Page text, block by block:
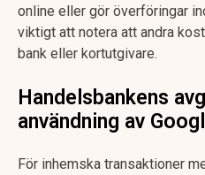
online eller gör överföringar
viktigt att notera att andra
bank eller kortutgivare.
Handelsbankens
användning av
För inhemska transaktioner